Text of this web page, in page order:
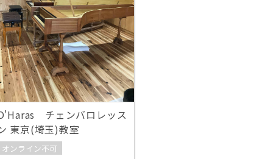
チェンバロレッス
東京(埼玉)教室
オンライン不可